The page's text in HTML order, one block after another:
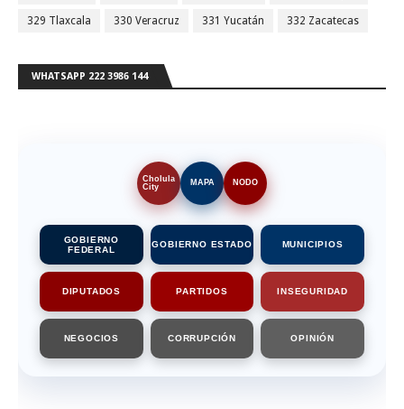
329 Tlaxcala 330 Veracruz 331 Yucatán 332 Zacatecas
WHATSAPP 222 3986 144
Cholula
City
MAPA NODO
GOBIERNO
FEDERAL
GOBIERNO ESTADO MUNICIPIOS
DIPUTADOS PARTIDOS INSEGURIDAD
NEGOCIOS CORRUPCIÓN OPINIÓN